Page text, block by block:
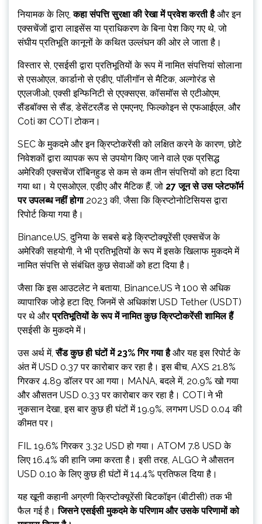
नियामक के लिए,कहा संपत्ति सुरक्षा की रेखा में प्रवेश करती हैऔर इन
एक्सचेंजों द्वारा लाइसेंस या प्राधिकरण के बिना पेश किए गए थे, जो
संघीय प्रतिभूति कानूनों के कथित उल्लंघन की ओर ले जाता है।
विस्तार से, एसईसी द्वारा प्रतिभूतियों के रूप में नामित संपत्तियां सोलाना
से एसओएल, कार्डानो से एडीए, पॉलीगॉन से मैटिक, अल्गोरंड से
एएलजीओ, एक्सी इन्फिनिटी से एएक्सएस, कॉसमॉस से एटीओएम,
सैंडबॉक्स से सैंड, डेसेंटरलैंड से एमएनए, फिल्कोइन से एफआईएल, और
Coti का COTI टोकन।
SEC के मुकदमे और इन क्रिप्टोकरेंसी को लक्षित करने के कारण, छोटे
निवेशकों द्वारा व्यापक रूप से उपयोग किए जाने वाले एक प्रसिद्ध
अमेरिकी एक्सचेंज रॉबिनहुड से कम से कम तीन संपत्तियों को हटा दिया
गया था। ये एसओएल, एडीए और मैटिक हैं, जो 27 जून से उस प्लेटफॉर्म
पर उपलब्ध नहीं होगा2023 की, जैसा कि क्रिप्टोनोटिसियस द्वारा
रिपोर्ट किया गया है।
Binance.US, दुनिया के सबसे बड़े क्रिप्टोक्यूरेंसी एक्सचेंज के
अमेरिकी सहयोगी, ने भी प्रतिभूतियों के रूप में इसके खिलाफ मुकदमे में
नामित संपत्ति से संबंधित कुछ सेवाओं को हटा दिया है।
जैसा कि इस आउटलेट ने बताया, Binance.US ने 100 से अधिक
व्यापारिक जोड़े हटा दिए, जिनमें से अधिकांश USD Tether (USDT)
पर थे औरप्रतिभूतियों के रूप में नामित कुछ क्रिप्टोकरेंसी शामिल हैं
एसईसी के मुकदमे में।
उस अर्थ में,सैंड कुछ ही घंटों में 23% गिर गया हैऔर यह इस रिपोर्ट के
अंत में USD 0.37 पर कारोबार कर रहा है। इस बीच, AXS 21.8%
गिरकर 4.89 डॉलर पर आ गया। MANA, बदले में, 20.9% खो गया
और औसतन USD 0.33 पर कारोबार कर रहा है। COTI ने भी
नुकसान देखा, इस बार कुछ ही घंटों में 19.9%, लगभग USD 0.04 की
कीमत पर।
FIL 19.6% गिरकर 3.32 USD हो गया। ATOM 7.8 USD के
लिए 16.4% की हानि जमा करता है। इसी तरह, ALGO ने औसतन
USD 0.10 के लिए कुछ ही घंटों में 14.4% प्रतिफल दिया है।
यह खूनी कहानी अग्रणी क्रिप्टोक्यूरेंसी बिटकॉइन (बीटीसी) तक भी
फैल गई है।जिसने एसईसी मुकदमे के परिणाम और उसके परिणामों को